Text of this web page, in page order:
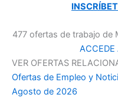
477 ofertas de trabajo de
ACCEDE
VER OFERTAS
Ofertas de Empleo y
Agosto de 2026